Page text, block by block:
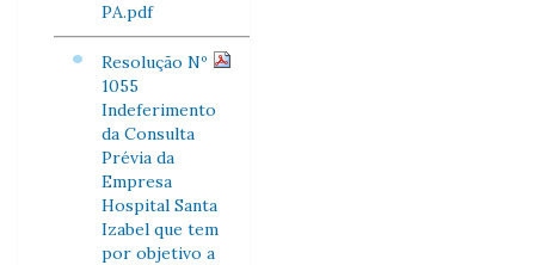
PA.pdf
Resolução Nº
1055
Indeferimento
da Consulta
Prévia da
Empresa
Hospital Santa
Izabel que tem
por objetivo a